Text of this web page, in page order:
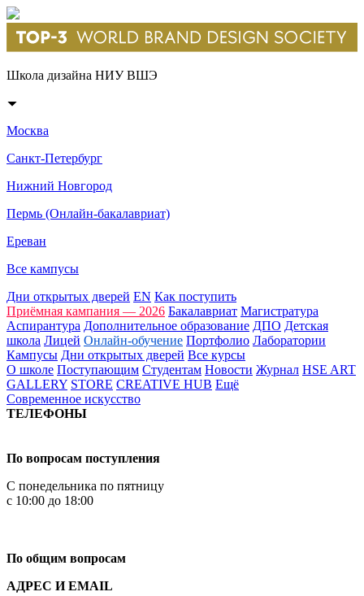
Школа дизайна НИУ ВШЭ
Москва
Санкт-Петербург
Нижний Новгород
Пермь (Онлайн-бакалавриат)
Ереван
Все кампусы
Дни открытых дверей EN Как поступить
Приёмная кампания — 2026 Бакалавриат Магистратура
Аспирантура Дополнительное образование ДПО Детская
школа Лицей Онлайн-обучение Портфолио Лаборатории
Кампусы Дни открытых дверей Все курсы
О школе Поступающим Студентам Новости Журнал HSE ART
GALLERY STORE CREATIVE HUB Ещё
Современное искусство
ТЕЛЕФОНЫ
По вопросам поступления
С понедельника по пятницу
с 10:00 до 18:00
По общим вопросам
АДРЕС И EMAIL